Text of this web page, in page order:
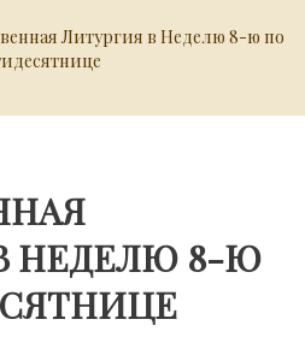
Литургия в Неделю 8-ю по
НЕДЕЛЮ 8-Ю